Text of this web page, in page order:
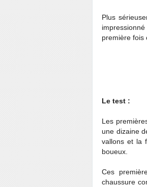
Plus
première fois
Le test :
Les
une dizaine
vallons et la
boueux.
Ces
chaussure